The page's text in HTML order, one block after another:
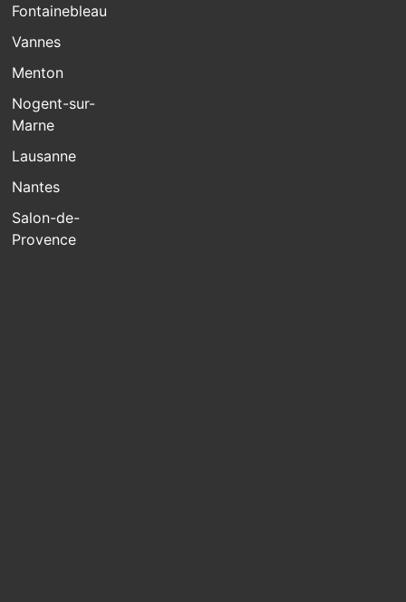
Fontainebleau
Vannes
Menton
Nogent-sur-
Marne
Lausanne
Nantes
Salon-de-
Provence